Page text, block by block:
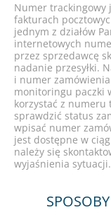
Numer trackingowy
fakturach
jednym z działów
internetowych
przez sprzedawcę
nadanie przesyłki.
i numer
monitoringu paczki
korzystać z numeru
sprawdzić status
wpisać numer
jest dostępne w
należy się
wyjaśnienia sytuacji.